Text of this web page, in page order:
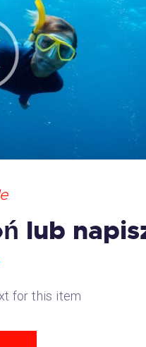
lub
for this item